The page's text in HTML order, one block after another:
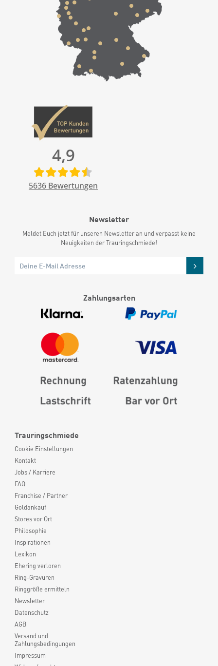
Trauringschmiede
Cookie Einstellungen
Kontakt
Jobs / Karriere
FAQ
Franchise / Partner
Goldankauf
Stores vor Ort
Philosophie
Inspirationen
Lexikon
Ehering verloren
Ring-Gravuren
Ringgröße ermitteln
Newsletter
Datenschutz
AGB
Versand und
Zahlungsbedingungen
Impressum
4,9
5636 Bewertungen
Newsletter
Meldet Euch jetzt für unseren Newsletter an und verpasst keine
Neuigkeiten der Trauringschmiede!
Zahlungsarten